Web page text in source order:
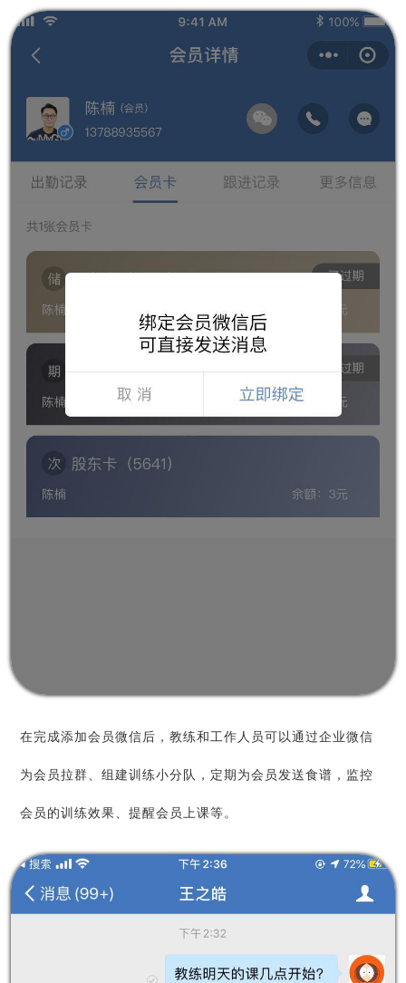
在完成添加会员微信后，教练和工作人员可以通过企业微信
为会员拉群、组建训练小分队，定期为会员发送食谱，监控
会员的训练效果、提醒会员上课等。